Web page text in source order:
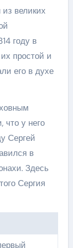
великих
году в
простой и
его в духе
что у него
Сергей
в
Здесь
Сергия